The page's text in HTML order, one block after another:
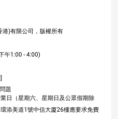
港)有限公司，版權所有
午1:00 - 4:00)
]
題
日（星期六、星期日及公眾假期除
添美道1號中信大廈26樓應要求免費